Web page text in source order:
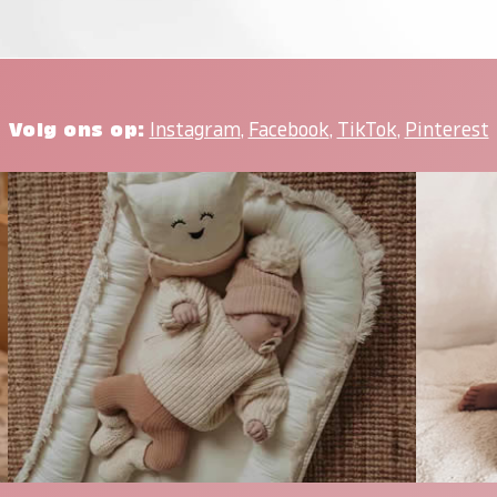
Volg ons op: Instagram, Facebook, TikTok, Pinterest